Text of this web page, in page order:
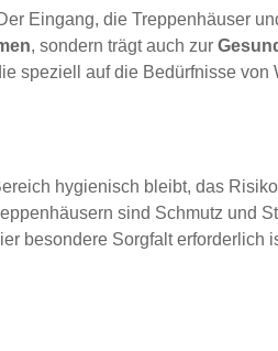
Eingang, die Treppenhäuser
, sondern trägt auch zur
speziell auf die Bedürfnisse von
hygienisch bleibt, das
sind Schmutz und
besondere Sorgfalt erforderlich